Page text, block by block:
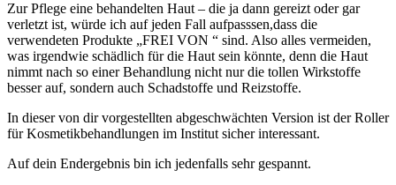
Zur Pflege eine behandelten Haut – die ja dann gereizt oder gar
verletzt ist, würde ich auf jeden Fall aufpasssen,dass die
verwendeten Produkte „FREI VON “ sind. Also alles vermeiden,
was irgendwie schädlich für die Haut sein könnte, denn die Haut
nimmt nach so einer Behandlung nicht nur die tollen Wirkstoffe
besser auf, sondern auch Schadstoffe und Reizstoffe.
In dieser von dir vorgestellten abgeschwächten Version ist der Roller
für Kosmetikbehandlungen im Institut sicher interessant.
Auf dein Endergebnis bin ich jedenfalls sehr gespannt.